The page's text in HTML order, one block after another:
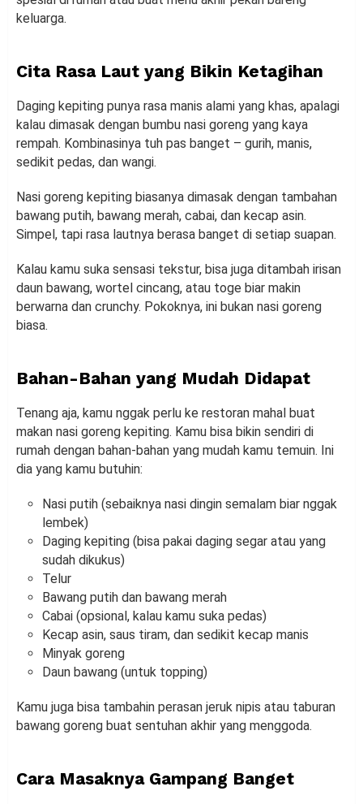
keluarga.
Cita Rasa Laut yang Bikin Ketagihan
Daging kepiting punya rasa manis alami yang khas, apalagi
kalau dimasak dengan bumbu nasi goreng yang kaya
rempah. Kombinasinya tuh pas banget – gurih, manis,
sedikit pedas, dan wangi.
Nasi goreng kepiting biasanya dimasak dengan tambahan
bawang putih, bawang merah, cabai, dan kecap asin.
Simpel, tapi rasa lautnya berasa banget di setiap suapan.
Kalau kamu suka sensasi tekstur, bisa juga ditambah irisan
daun bawang, wortel cincang, atau toge biar makin
berwarna dan crunchy. Pokoknya, ini bukan nasi goreng
biasa.
Bahan-Bahan yang Mudah Didapat
Tenang aja, kamu nggak perlu ke restoran mahal buat
makan nasi goreng kepiting. Kamu bisa bikin sendiri di
rumah dengan bahan-bahan yang mudah kamu temuin. Ini
dia yang kamu butuhin:
Nasi putih (sebaiknya nasi dingin semalam biar nggak
lembek)
Daging kepiting (bisa pakai daging segar atau yang
sudah dikukus)
Telur
Bawang putih dan bawang merah
Cabai (opsional, kalau kamu suka pedas)
Kecap asin, saus tiram, dan sedikit kecap manis
Minyak goreng
Daun bawang (untuk topping)
Kamu juga bisa tambahin perasan jeruk nipis atau taburan
bawang goreng buat sentuhan akhir yang menggoda.
Cara Masaknya Gampang Banget